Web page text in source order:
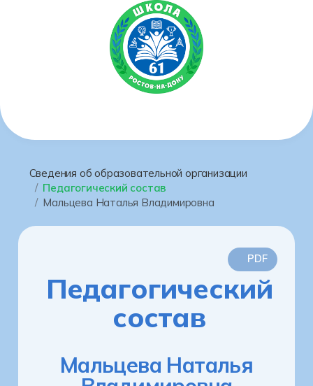
Сведения об образовательной организации
Педагогический состав
Мальцева Наталья Владимировна
PDF
Педагогический
состав
Мальцева Наталья